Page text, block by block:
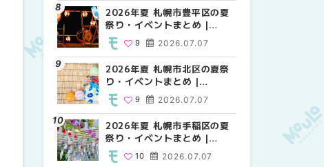
2026年夏 札幌市豊平区の夏
祭り・イベントまとめ |
MouLa HOKKAIDO
2026.07.07
9
2026年夏 札幌市北区の夏祭
り・イベントまとめ |
MouLa HOKKAIDO
2026.07.07
9
2026年夏 札幌市手稲区の夏
祭り・イベントまとめ |
MouLa HOKKAIDO
2026.07.07
10
2026年夏 札幌市豊平区の夏
祭り・イベントまとめ |
9
2026年夏 札幌市中央区の夏
祭り・イベントまとめ |
9
2026年夏 恵庭市・千歳市の
夏祭り・イベントまとめ |
9
【2026年最新】新千歳空港で
しか買えない絶対に外せない
| MouLa HOKKAIDO
25
【新千歳空港】新カードラウ
ンジが開業。「SUPER
ラウンジアネックス）」をご
紹介！！ | MouLa
HOKKAIDO
18
2026年夏 札幌市豊平区の夏
祭り・イベントまとめ |
9